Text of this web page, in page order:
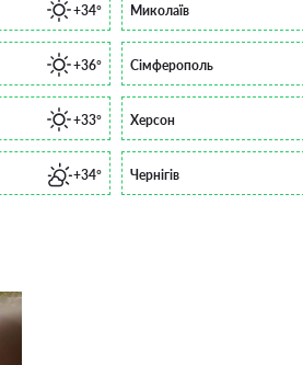
+34° Миколаїв
+36° Сімферополь
+33° Херсон
+34° Чернігів